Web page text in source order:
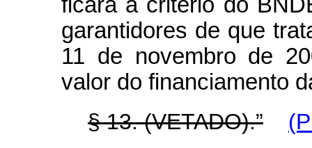
garantidores de que
11 de novembro de
valor do financiamento
§ 13. (VETADO).”